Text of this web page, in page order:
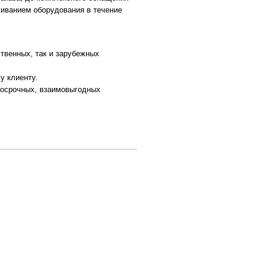
оборудования в течение
так и зарубежных
клиенту.
взаимовыгодных